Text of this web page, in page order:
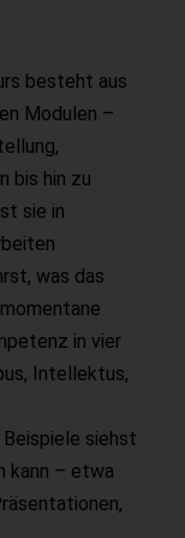
besteht aus
Modulen –
bis hin zu
sie in
was das
in vier
Intellektus,
siehst
kann – etwa